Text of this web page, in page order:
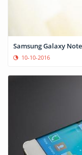
10-10-2016